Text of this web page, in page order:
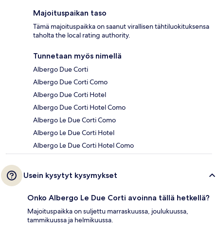
Majoituspaikan taso
Tämä majoituspaikka on saanut virallisen tähtiluokituksensa
taholta the local rating authority.
Tunnetaan myös nimellä
Albergo Due Corti
Albergo Due Corti Como
Albergo Due Corti Hotel
Albergo Due Corti Hotel Como
Albergo Le Due Corti Como
Albergo Le Due Corti Hotel
Albergo Le Due Corti Hotel Como
Usein kysytyt kysymykset
Onko Albergo Le Due Corti avoinna tällä hetkellä?
Majoituspaikka on suljettu marraskuussa, joulukuussa,
tammikuussa ja helmikuussa.